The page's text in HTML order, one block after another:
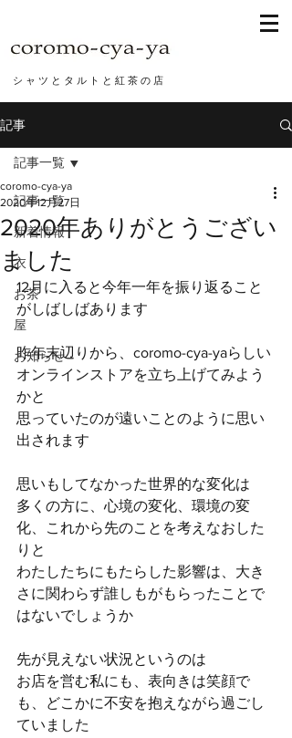
シ ャ ツ と タ ル ト と 紅 茶 の 店
記事
記事一覧
新着情報
衣
お茶
屋
お知らせ
記事一覧
2020年ありがとうござい
ました
coromo-cya-ya
2020年12月27日
12月に入ると今年一年を振り返ること
がしばしばあります
昨年末辺りから、coromo-cya-yaらしい
オンラインストアを立ち上げてみよう
かと
思っていたのが遠いことのように思い
出されます
思いもしてなかった世界的な変化は
多くの方に、心境の変化、環境の変
化、これから先のことを考えなおした
りと
わたしたちにもたらした影響は、大き
さに関わらず誰しもがもらったことで
はないでしょうか
先が見えない状況というのは
お店を営む私にも、表向きは笑顔で
も、どこかに不安を抱えながら過ごし
ていました